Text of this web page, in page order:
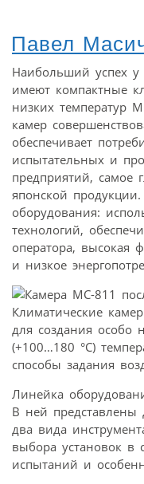
Павел
Наибольший успех у
имеют компактные
низких температур
камер
обеспечивает
испытательных и
предприятий, самое
японской
оборудования:
технологий,
оператора, высокая
и низкое
Климатические
для создания особо
(+100…180 °С)
способы задания
Линейка
В ней представлены
два вида
выбора установок в
испытаний и